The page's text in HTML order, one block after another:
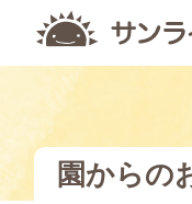
園からの